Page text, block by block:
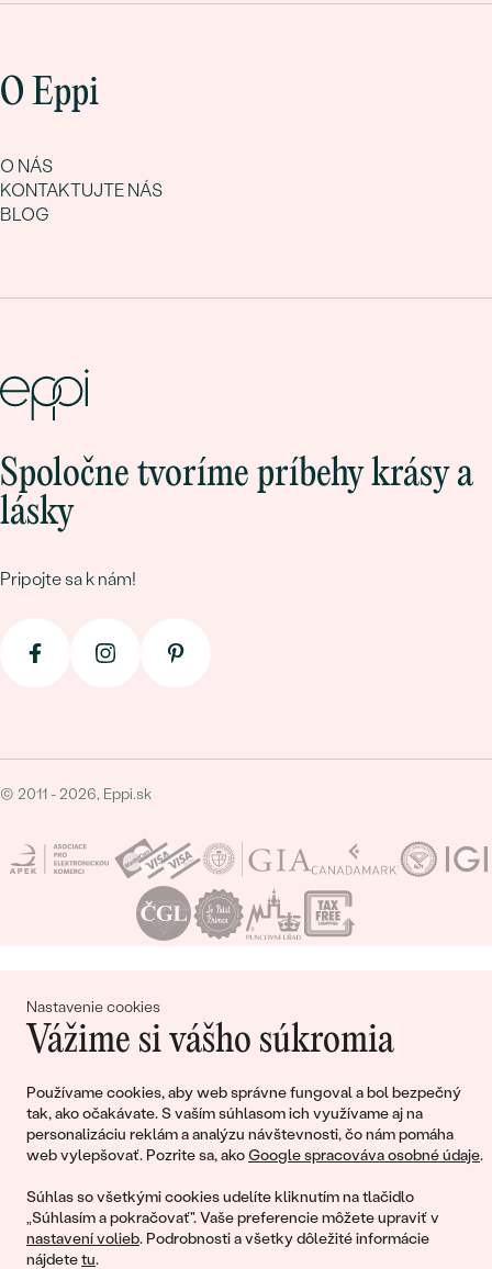
Nastavenie cookies
Vážime si vášho súkromia
Používame cookies, aby web správne fungoval a bol bezpečný
tak, ako očakávate. S vaším súhlasom ich využívame aj na
personalizáciu reklám a analýzu návštevnosti, čo nám pomáha
web vylepšovať. Pozrite sa, akoGoogle spracováva osobné údaje.
Súhlas so všetkými cookies udelíte kliknutím na tlačidlo
„Súhlasím a pokračovať". Vaše preferencie môžete upraviť v
nastavení volieb. Podrobnosti a všetky dôležité informácie
nájdetetu.
O Eppi
O NÁS
KONTAKTUJTE NÁS
BLOG
Spoločne tvoríme príbehy krásy a
lásky
Pripojte sa k nám!
© 2011 - 2026, Eppi.sk
Nákupný košík
Ešte ste nepridali žiadne produkty do svojho
nákupného košíka